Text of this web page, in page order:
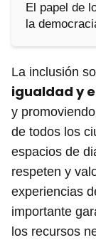
El papel de
la
La inclusión
igualdad y
y
de todos los
espacios de
respeten y
experiencias
importante
los recursos